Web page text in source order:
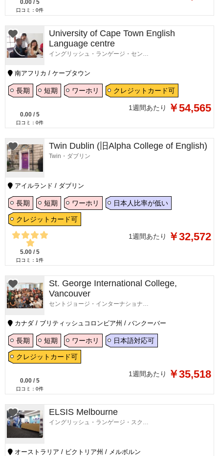
0.00 / 5
口コミ： 0件
University of Cape Town English
Language centre
イングリッシュ・ランゲージ・センター・ケープタウン
南アフリカ / ケープタウン
長期 短期 ワーホリ クレジットカード可
0.00 / 5
口コミ： 0件
1週間あたり ￥54,565
Twin Dublin (旧Alpha College of English)
Twin・ダブリン
アイルランド / ダブリン
長期 短期 ワーホリ 日本人比率が低い
クレジットカード可
5.00 / 5
口コミ： 1件
1週間あたり ￥32,572
St. George International College,
Vancouver
セントジョージ・インターナショナル・カレッジ・バンクーバー校
カナダ / ブリティッシュコロンビア州 / バンクーバー
長期 短期 ワーホリ 日本語対応可
クレジットカード可
0.00 / 5
口コミ： 0件
1週間あたり ￥35,518
ELSIS Melbourne
イングリッシュ・ランゲージ・スクール・イン・メルボルン
オーストラリア / ビクトリア州 / メルボルン